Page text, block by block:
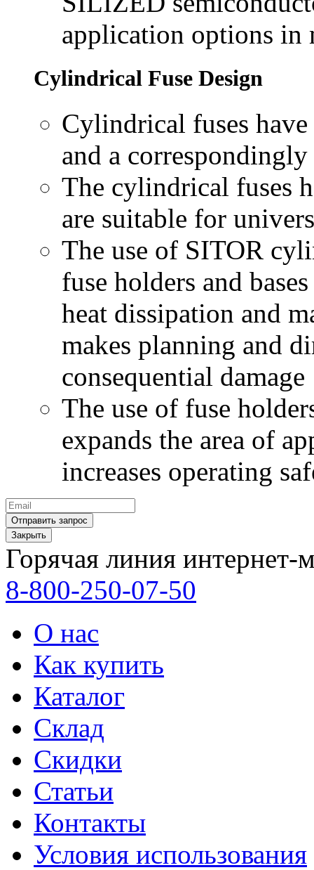
application options in
Cylindrical Fuse Design
Cylindrical fuses
and a
The cylindrical fuses
are suitable for
The use of SITOR
fuse holders and
heat dissipation and
makes planning and
consequential damage
The use of fuse
expands the area of
increases operating
Закрыть
Горячая линия интернет-
8-800-250-07-50
О нас
Как купить
Каталог
Склад
Скидки
Статьи
Контакты
Условия использования